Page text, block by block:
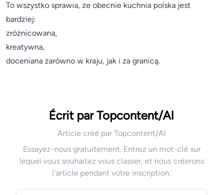
To wszystko sprawia, że obecnie kuchnia polska jest
bardziej:
zróżnicowana,
kreatywna,
doceniana zarówno w kraju, jak i za granicą.
Écrit par Topcontent/AI
Article créé par Topcontent/AI
Essayez-nous gratuitement. Entrez un mot-clé sur
lequel vous souhaitez vous classer, et nous créerons
l'article pendant votre inscription.